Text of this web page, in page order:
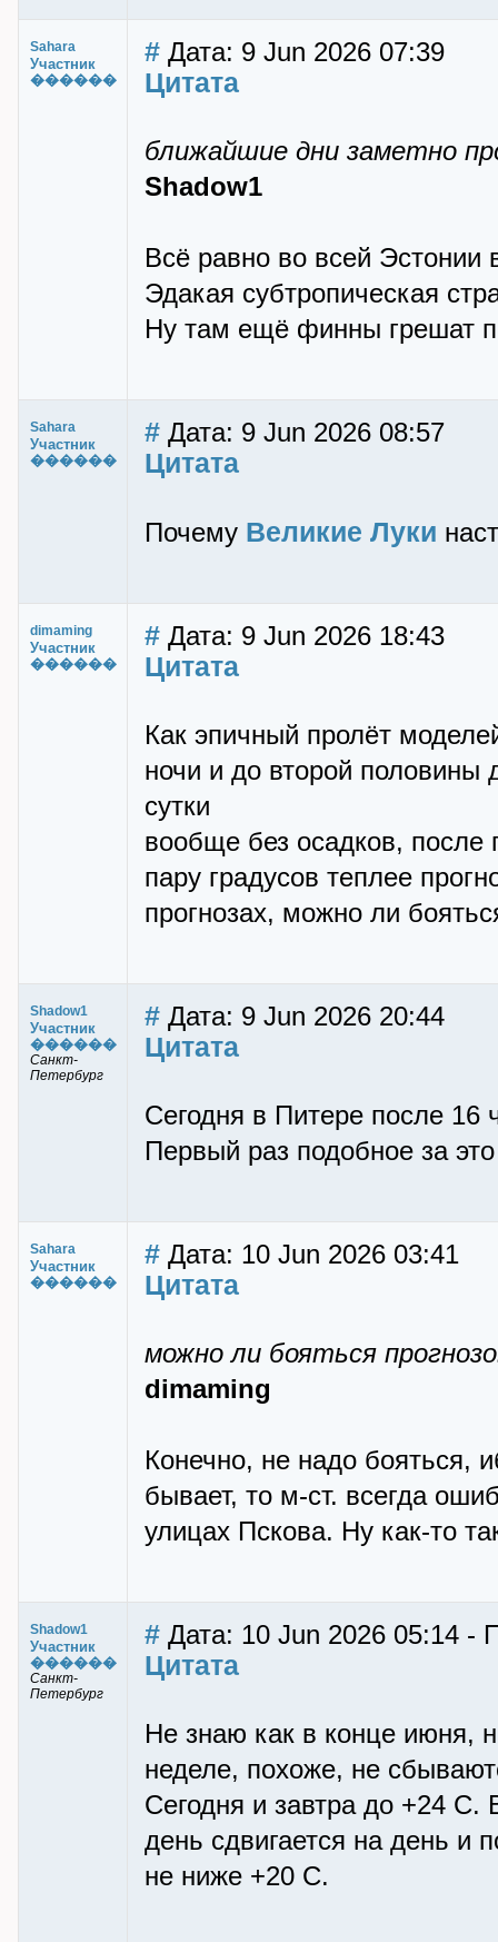
Sahara
Участник
������
# Дата: 9 Jun 2026 07:39
Цитата
ближайшие дни заметно
Shadow1
Всё равно во всей Эстонии
Эдакая субтропическая
Ну там ещё финны грешат
Sahara
Участник
������
# Дата: 9 Jun 2026 08:57
Цитата
Почему Великие Луки
dimaming
Участник
������
# Дата: 9 Jun 2026 18:43
Цитата
Как эпичный пролёт
ночи и до второй
сутки
вообще без осадков,
пару градусов теплее
прогнозах, можно ли
Shadow1
Участник
������
Санкт-
Петербург
# Дата: 9 Jun 2026 20:44
Цитата
Сегодня в Питере после 16
Первый раз подобное за
Sahara
Участник
������
# Дата: 10 Jun 2026 03:41
Цитата
можно ли бояться
dimaming
Конечно, не надо бояться,
бывает, то м-ст. всегда
улицах Пскова. Ну как-то
Shadow1
Участник
������
Санкт-
Петербург
# Дата: 10 Jun 2026 05:14 -
Цитата
Не знаю как в конце июня,
неделе, похоже, не
Сегодня и завтра до +24
день сдвигается на день и
не ниже +20 С.